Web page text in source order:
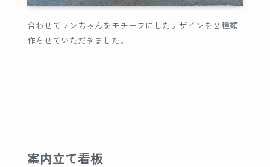
合わせてワンちゃんをモチーフにしたデザインを２種類
作らせていただきました。
案内立て看板